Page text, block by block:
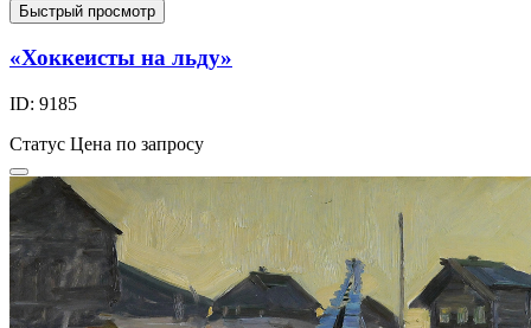
Быстрый просмотр
«Хоккеисты на льду»
ID: 9185
Статус Цена по запросу